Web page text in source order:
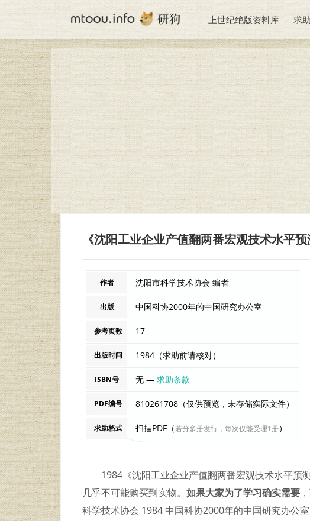
上世纪绝版资料库 求
《沈阳工业企业产值翻两番宏观技术水平预
作者 沈阳市科学技术协会 编者
出版 中国科协2000年的中国研究办公室
参考页数 17
出版时间 1984（求助前请核对）
ISBN号 无 —求助条款
PDF编号 810261708（仅供预览，未存储实际文件）
求助格式 扫描PDF（若分多册发行，每次仅能受理1册）
1984《沈阳工业企业产值翻两番宏观技术水平预
几乎不可能购买到实物。 如果大家为了学习确实需要
科学技术协会 1984 中国科协2000年的中国研究办公